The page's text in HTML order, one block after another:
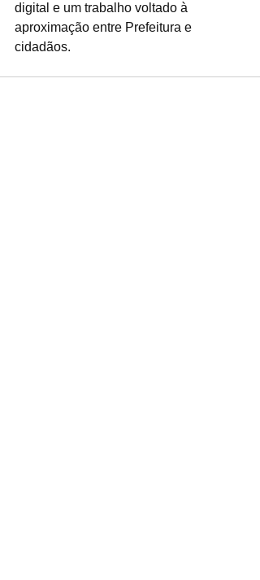
digital e um trabalho voltado à
aproximação entre Prefeitura e
cidadãos.